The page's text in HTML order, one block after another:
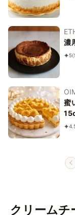
濃
5
蜜
クリームチ